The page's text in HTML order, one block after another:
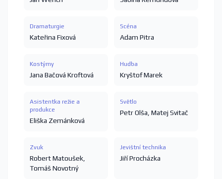
Dramaturgie
Kateřina Fixová
Scéna
Adam Pitra
Kostýmy
Jana Bačová Kroftová
Hudba
Kryštof Marek
Asistentka režie a
produkce
Eliška Zemánková
Světlo
Petr Olša Matej Svitač
Zvuk
Robert Matoušek
Tomáš Novotný
Jevištní technika
Jiří Procházka